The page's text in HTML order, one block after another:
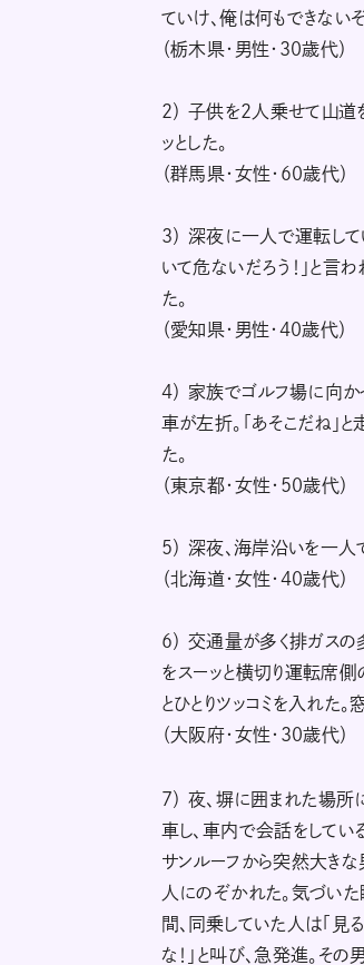
ていけ、俺は何もできない
（栃木県・男性・30歳代）
2） 子供を2人乗せて山道を
ッとした。
（群馬県・女性・60歳代）
3） 深夜に一人で運転して
いて危ないだろう！」と言
た。
（愛知県・男性・40歳代）
4） 家族でゴルフ場に向か
車が左折。「あそこだね」
た。
（東京都・女性・50歳代）
5） 深夜、海岸沿いを一人
（北海道・女性・40歳代）
6） 交通量が多く排ガスの
をスーッと横切り運転席側
とひとりツッコミを入れた
（大阪府・女性・30歳代）
7） 夜、塀に囲まれた場所
車し、車内で会話をしている
サンルーフから突然大きな
人にのぞかれた。気づいた
間、同乗していた人は「見る
な！」と叫び、急発進。その